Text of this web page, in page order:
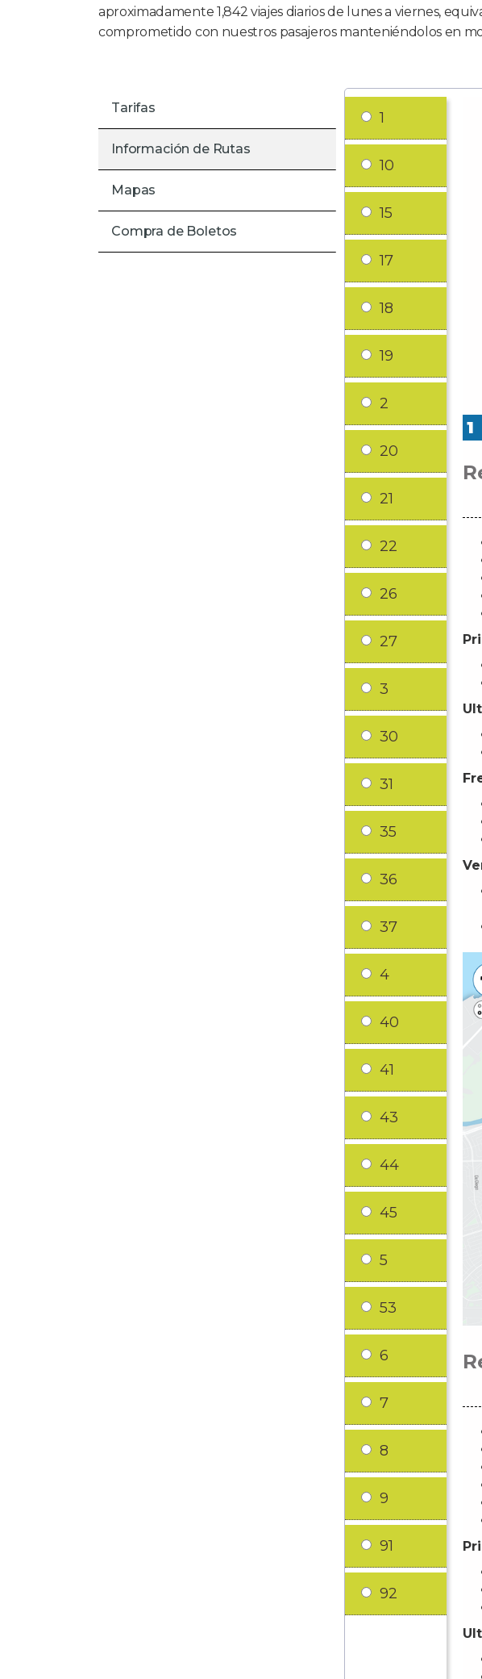
aproximadamente 1,842 viajes diarios de lunes a viernes,
comprometido con nuestros pasajeros manteniéndolos en
Tarifas
Información de Rutas
Mapas
Compra de Boletos
1
10
15
17
18
19
2
20
21
22
26
27
3
30
31
35
36
37
4
40
41
43
44
45
5
53
6
7
8
9
91
92
1